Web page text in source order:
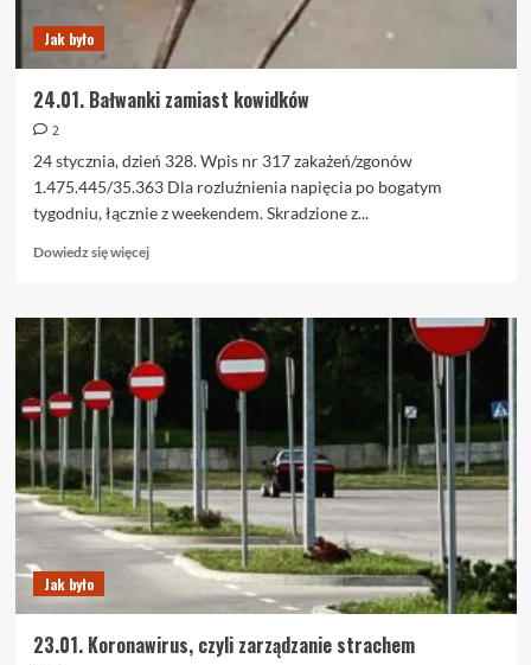
Jak było
24.01. Bałwanki zamiast kowidków
2
24 stycznia, dzień 328. Wpis nr 317 zakażeń/zgonów
1.475.445/35.363 Dla rozluźnienia napięcia po bogatym
tygodniu, łącznie z weekendem. Skradzione z...
Dowiedz się więcejDowiedz
o
24.01.
Bałwanki
zamiast
kowidków
Jak było
23.01. Koronawirus, czyli zarządzanie strachem